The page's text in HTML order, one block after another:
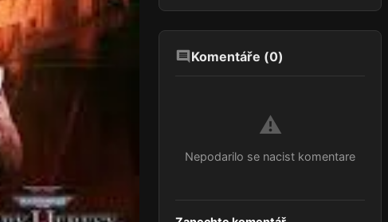
Komentáře (0)
⚠️
Nepodarilo se nacist komentare